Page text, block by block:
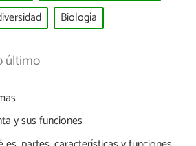
Biología
último
y sus funciones